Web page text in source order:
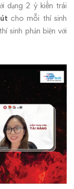
dạng 2 ý kiến trái
cho mỗi thí sinh
sinh phản biện với